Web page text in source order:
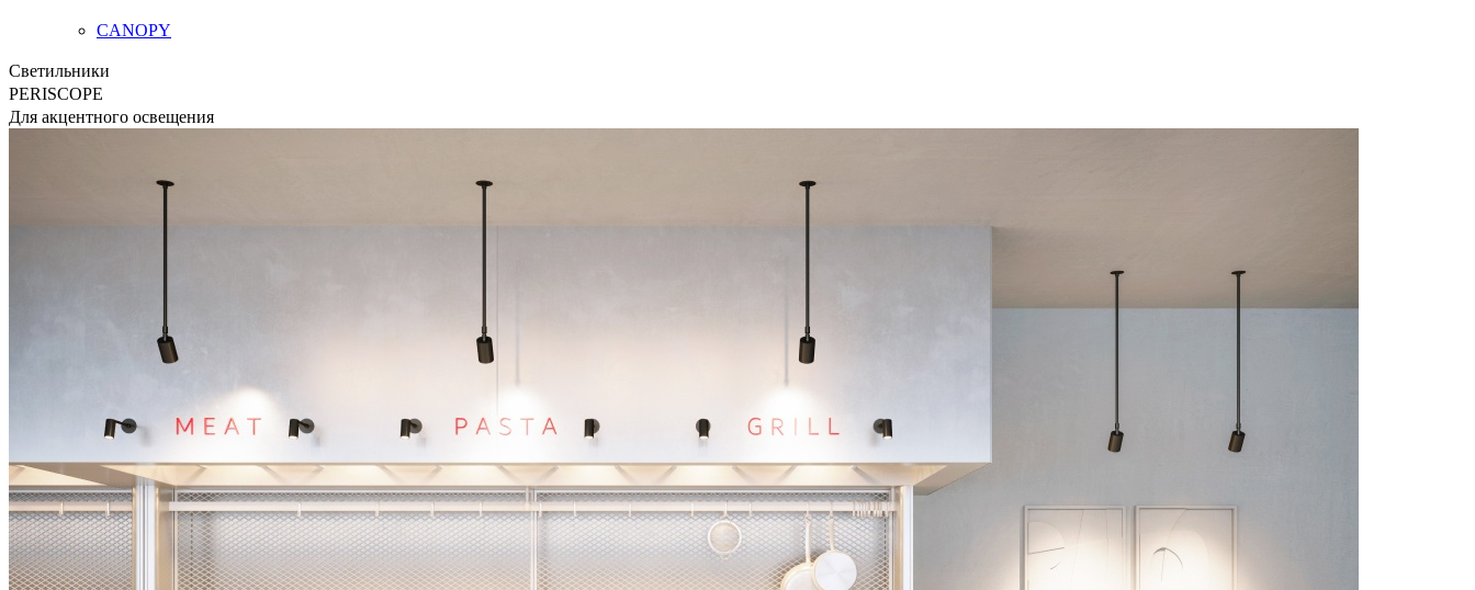
CANOPY
Светильники
PERISCOPE
Для акцентного освещения